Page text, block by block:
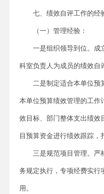
七、绩效自评工作的经
（一）管理经验：
一是组织领导到位。成
科室负责人为成员的绩效自
二是制定适合本单位预
本单位预算绩效管理的工作
效目标、部门整体支出绩效
目预算资金进行绩效跟踪，
三是规范项目管理。严
务规定执行，专项经费实行
用。